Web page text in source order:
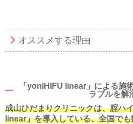
オススメする理由
「yoniHIFU linear」による施
ラブルを解
成山ひだまりクリニックは、腟ハ
linear」を導入している、全国で